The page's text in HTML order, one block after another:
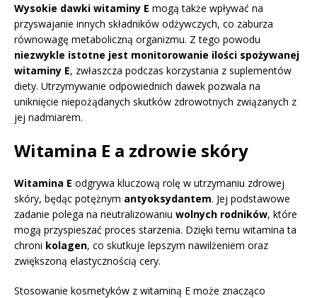
Wysokie dawki witaminy E mogą także wpływać na
przyswajanie innych składników odżywczych, co zaburza
równowagę metaboliczną organizmu. Z tego powodu
niezwykle istotne jest monitorowanie ilości spożywanej
witaminy E, zwłaszcza podczas korzystania z suplementów
diety. Utrzymywanie odpowiednich dawek pozwala na
uniknięcie niepożądanych skutków zdrowotnych związanych z
jej nadmiarem.
Witamina E a zdrowie skóry
Witamina E odgrywa kluczową rolę w utrzymaniu zdrowej
skóry, będąc potężnym antyoksydantem. Jej podstawowe
zadanie polega na neutralizowaniu wolnych rodników, które
mogą przyspieszać proces starzenia. Dzięki temu witamina ta
chroni kolagen, co skutkuje lepszym nawilżeniem oraz
zwiększoną elastycznością cery.
Stosowanie kosmetyków z witaminą E może znacząco